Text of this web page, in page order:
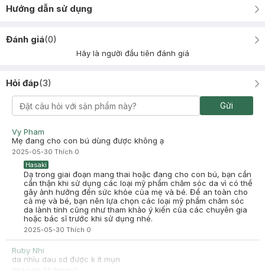
Hướng dẫn sử dụng
Đánh giá(0)
Hãy là người đầu tiên đánh giá
Hỏi đáp(3)
Gửi
Vy Pham
Mẹ đang cho con bú dùng được không ạ
2025-05-30 Thích 0
Hasaki
Dạ trong giai đoạn mang thai hoặc đang cho con bú, bạn cần
cẩn thận khi sử dụng các loại mỹ phẩm chăm sóc da vì có thể
gây ảnh hưởng đến sức khỏe của mẹ và bé. Để an toàn cho
cả mẹ và bé, bạn nên lựa chọn các loại mỹ phẩm chăm sóc
da lành tính cũng như tham khảo ý kiến của các chuyên gia
hoặc bác sĩ trước khi sử dụng nhé.
2025-05-30 Thích 0
Ruby Nhi
da nhìu dau sd được k ít mụn